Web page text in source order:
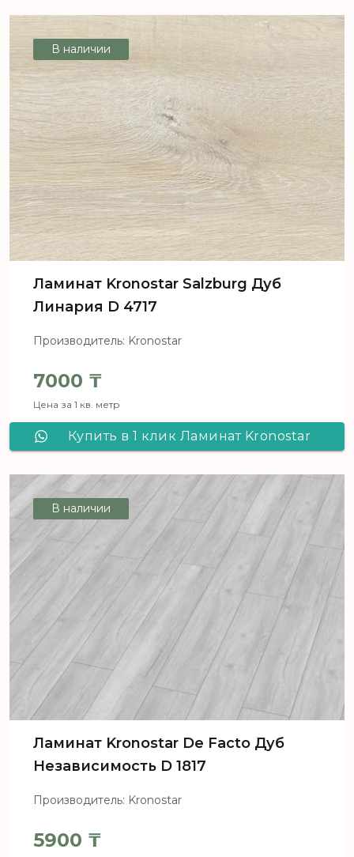
В наличии
Ламинат Kronostar Salzburg Дуб
Линария D 4717
Производитель: Kronostar
7000 ₸
Цена за 1 кв. метр
Купить в 1 клик Ламинат Kronostar
В наличии
Ламинат Kronostar De Facto Дуб
Независимость D 1817
Производитель: Kronostar
5900 ₸